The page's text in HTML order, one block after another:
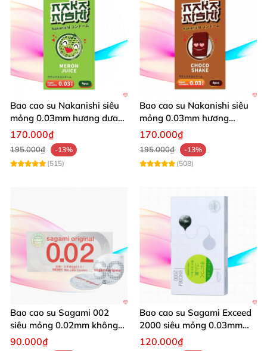
Bao cao su Nakanishi siêu
mỏng 0.03mm hương dưa
lưới 4 cái cảm giác thật
170.000₫
195.000₫
-13%
(515)
Bao cao su Nakanishi siêu
mỏng 0.03mm hương
chocolate hộp 4 cái thăng
170.000₫
195.000₫
-13%
(508)
Bao cao su Sagami 002
siêu mỏng 0.02mm không
kích ứng 2 cái
90.000₫
Bao cao su Sagami Exceed
2000 siêu mỏng 0.03mm
hộp 12 cái an toàn thoải
120.000₫